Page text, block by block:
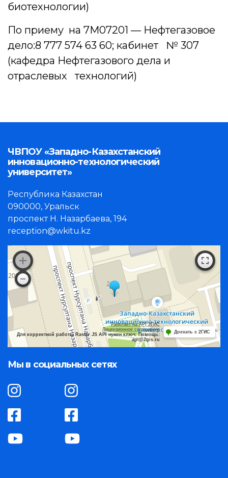
биотехнологии)
По приему на 7М07201 — Нефтегазовое
дело:8 777 574 63 60; кабинет № 307
(кафедра Нефтегазового дела и
отраслевых технологий)
ЧВПОУ «Западно-Казахстанский
инновационно-технологический
университет»
Республика Казахстан
090000, Уральск
проспект Н. Назарбаева, 194
reception@wkitu.kz
Работает на API 2ГИС
Лицензионное соглашение
Для корректной работы Raster JS API нужен ключ. Помощь:
api@2gis.ru
Доехать с 2ГИС
Мы в социальных сетях